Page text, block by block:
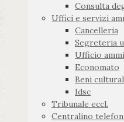
Consulta
Uffici e servizi
Cancelleria
Segreteria
Ufficio
Economato
Beni
Idsc
Tribunale eccl.
Centralino